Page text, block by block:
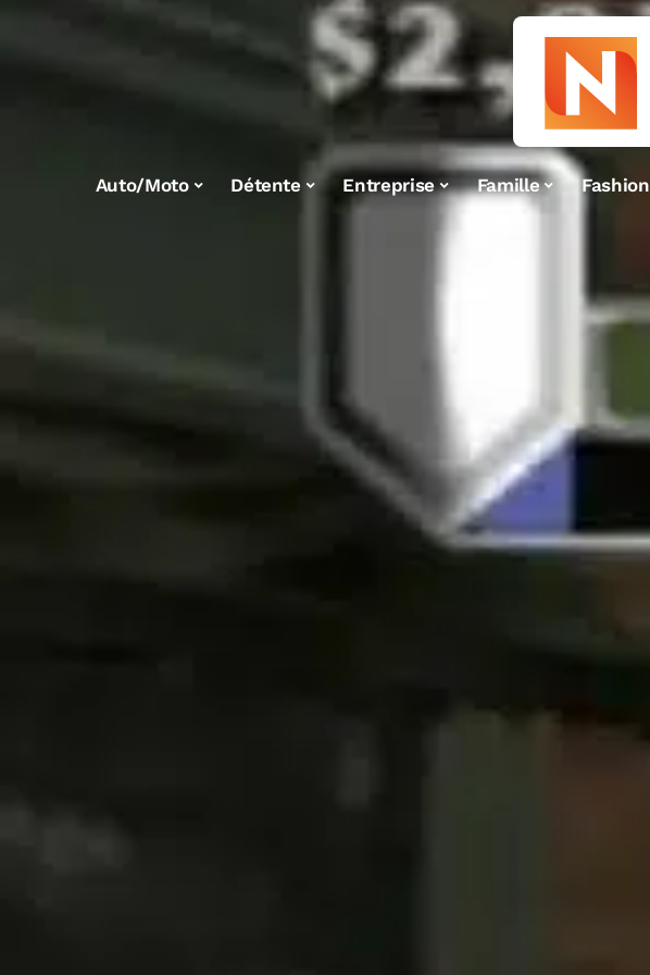
Auto/Moto Détente Entreprise Famille Fashion